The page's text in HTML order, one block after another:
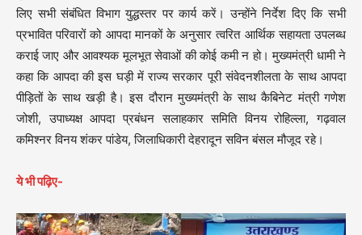
लिए सभी संबंधित विभाग युद्धस्तर पर कार्य करें। उन्होंने निर्देश दिए कि सभी
प्रभावित परिवारों को आपदा मानकों के अनुसार त्वरित आर्थिक सहायता उपलब्ध
कराई जाए और आवश्यक मूलभूत सेवाओं की कोई कमी न हो। मुख्यमंत्री धामी ने
कहा कि आपदा की इस घड़ी में राज्य सरकार पूरी संवेदनशीलता के साथ आपदा
पीड़ितों के साथ खड़ी है। इस दौरान मुख्यमंत्री के साथ कैबिनेट मंत्री गणेश
जोशी, उपाध्यक्ष आपदा प्रबंधन सलाहकार समिति विनय रोहिल्ला, गढ़वाल
कमिश्नर विनय शंकर पांडेय, जिलाधिकारी देहरादून सविन बंसल मौजूद रहे।
ये भी पढ़िए-